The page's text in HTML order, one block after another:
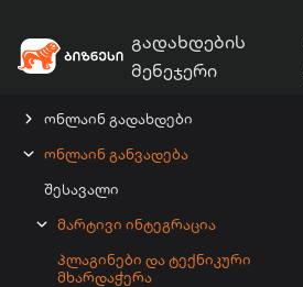
გადახდების
მენეჯერი
ონლაინ გადახდები
ონლაინ განვადება
შესავალი
მარტივი ინტეგრაცია
პლაგინები და ტექნიკური
მხარდაჭერა